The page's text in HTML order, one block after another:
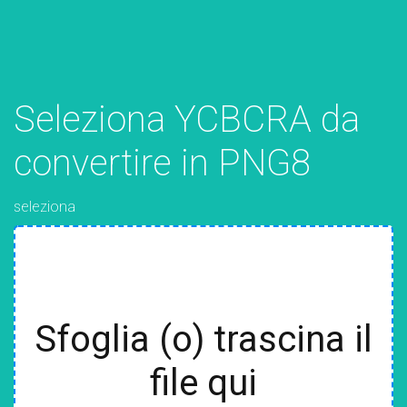
Seleziona YCBCRA da
convertire in PNG8
seleziona
Sfoglia (o) trascina il
file qui